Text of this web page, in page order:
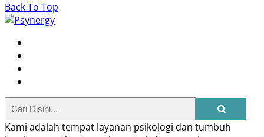
Back To Top
Kami adalah tempat layanan psikologi dan tumbuh